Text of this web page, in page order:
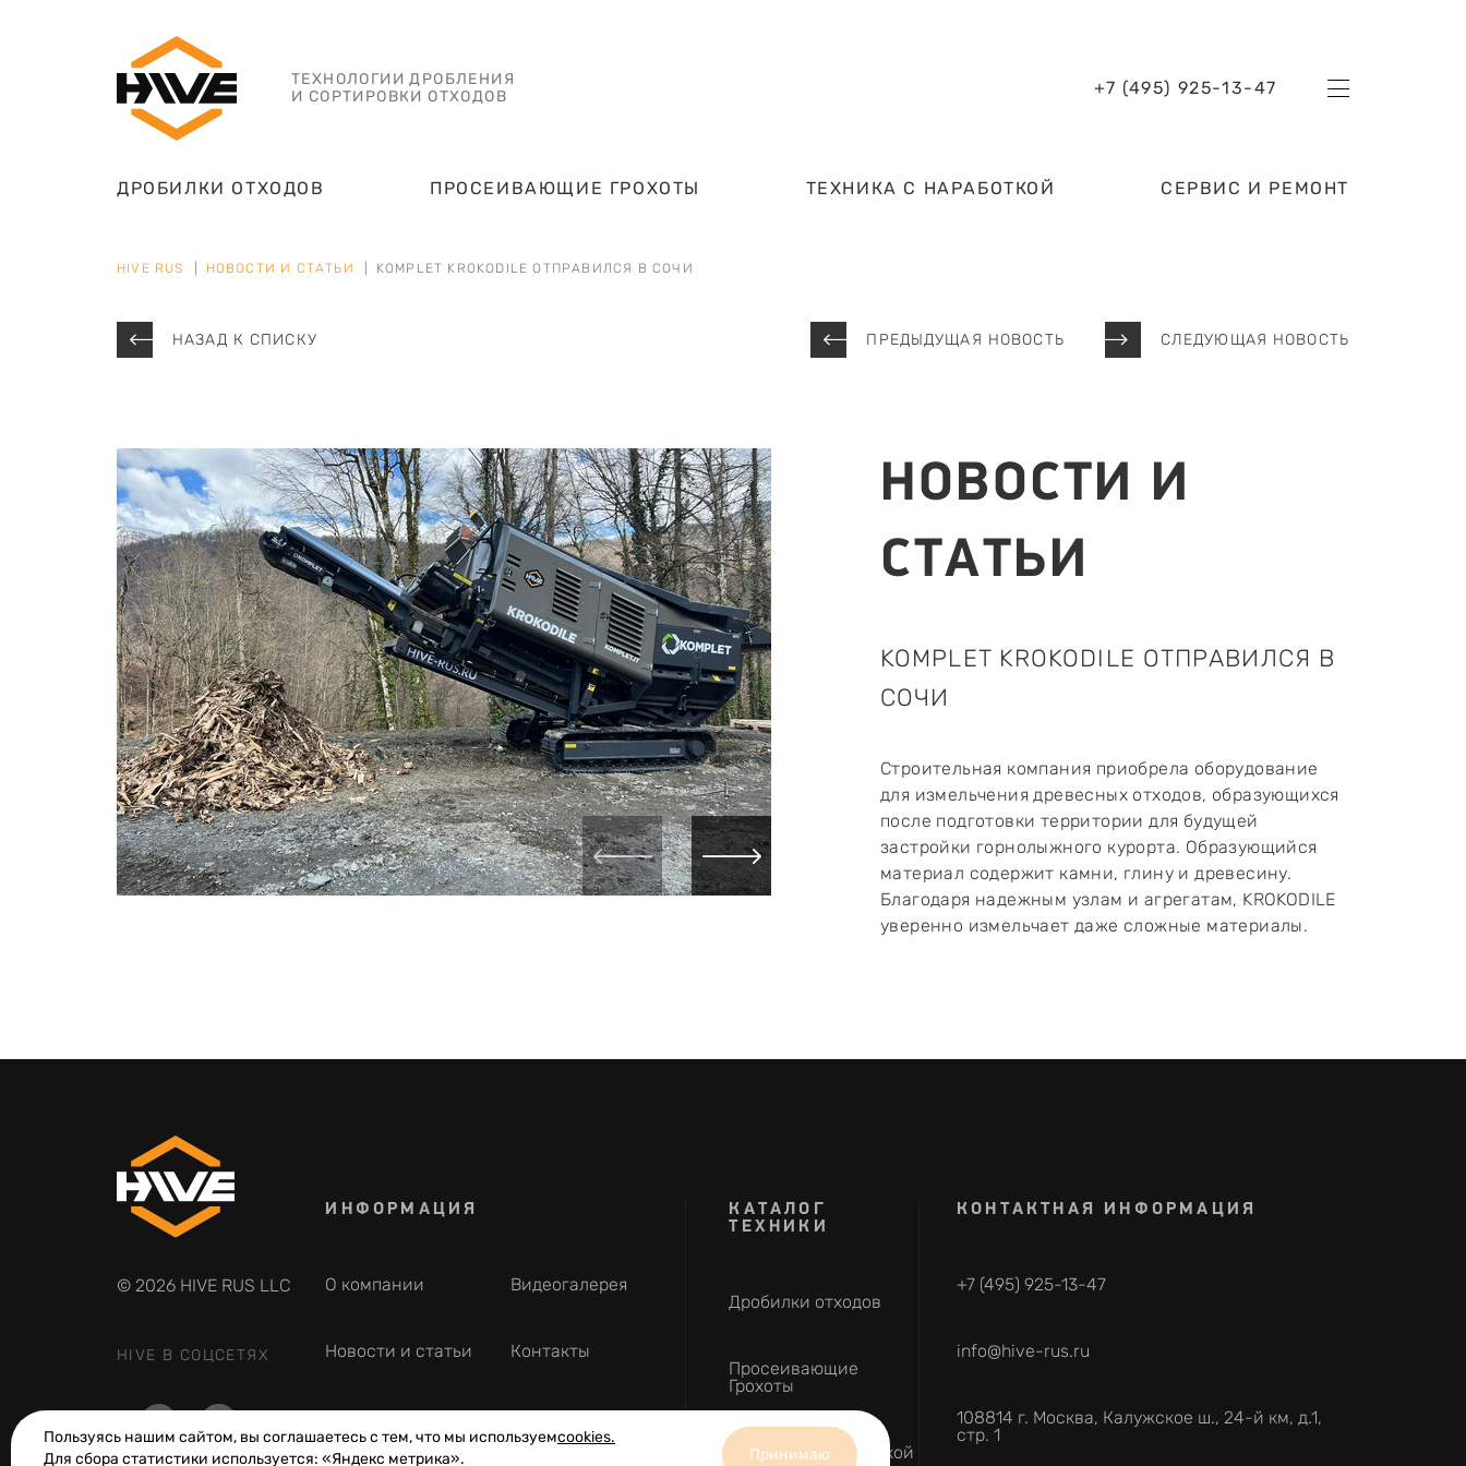
ТЕХНОЛОГИИ ДРОБЛЕНИЯ
И СОРТИРОВКИ ОТХОДОВ
+7 (495) 925-13-47
ДРОБИЛКИ ОТХОДОВ ПРОСЕИВАЮЩИЕ ГРОХОТЫ ТЕХНИКА С НАРАБОТКОЙ СЕРВИС И РЕМОНТ
HIVE RUS НОВОСТИ И СТАТЬИ KOMPLET KROKODILE ОТПРАВИЛСЯ В СОЧИ
НАЗАД К СПИСКУ ПРЕДЫДУЩАЯ НОВОСТЬ СЛЕДУЮЩАЯ НОВОСТЬ
НОВОСТИ И
СТАТЬИ
KOMPLET KROKODILE ОТПРАВИЛСЯ В
СОЧИ
Строительная компания приобрела оборудование
для измельчения древесных отходов, образующихся
после подготовки территории для будущей
застройки горнолыжного курорта. Образующийся
материал содержит камни, глину и древесину.
Благодаря надежным узлам и агрегатам, KROKODILE
уверенно измельчает даже сложные материалы.
© 2026 HIVE RUS LLC
HIVE В СОЦСЕТЯХ
ИНФОРМАЦИЯ
О компании
Новости и статьи
Фотогалерея
Видеогалерея
Контакты
КАТАЛОГ
ТЕХНИКИ
Дробилки отходов
Просеивающие
Грохоты
Техника с наработкой
КОНТАКТНАЯ ИНФОРМАЦИЯ
+7 (495) 925-13-47
info@hive-rus.ru
108814 г. Москва, Калужское ш., 24-й км, д.1,
стр. 1
Пользуясь нашим сайтом, вы соглашаетесь с тем, что мы используемcookies.
Для сбора статистики используется: «Яндекс метрика».
Принимаю